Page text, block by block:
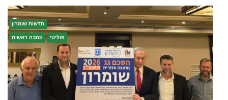
חדשות שומרון
כתבה ראשית פוליטי